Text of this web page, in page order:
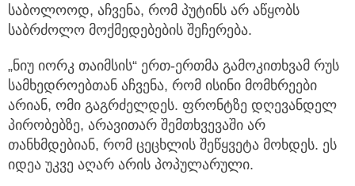
საბოლოოდ, აჩვენა, რომ პუტინს არ აწყობს
საბრძოლო მოქმედებების შეჩერება.
„ნიუ იორკ თაიმსის“ ერთ-ერთმა გამოკითხვამ რუს
სამხედროებთან აჩვენა, რომ ისინი მომხრეები
არიან, ომი გაგრძელდეს. ფრონტზე დღევანდელ
პირობებზე, არავითარ შემთხვევაში არ
თანხმდებიან, რომ ცეცხლის შეწყვეტა მოხდეს. ეს
იდეა უკვე აღარ არის პოპულარული.